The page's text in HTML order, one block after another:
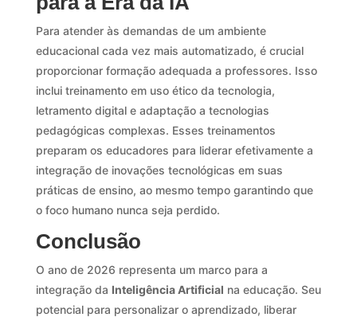
Para atender às demandas de um ambiente
educacional cada vez mais automatizado, é crucial
proporcionar formação adequada a professores. Isso
inclui treinamento em uso ético da tecnologia,
letramento digital e adaptação a tecnologias
pedagógicas complexas. Esses treinamentos
preparam os educadores para liderar efetivamente a
integração de inovações tecnológicas em suas
práticas de ensino, ao mesmo tempo garantindo que
o foco humano nunca seja perdido.
Conclusão
O ano de 2026 representa um marco para a
integração da Inteligência Artificial na educação. Seu
potencial para personalizar o aprendizado, liberar